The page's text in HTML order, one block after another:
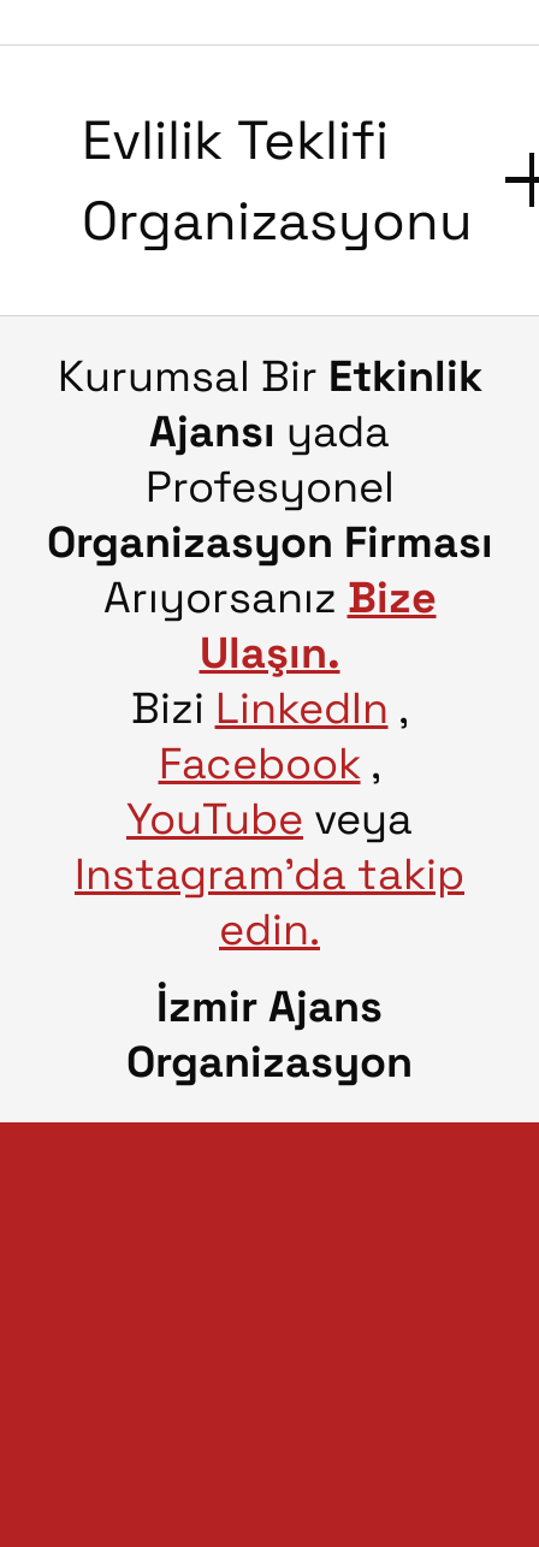
Evlilik Teklifi
Organizasyonu
Kurumsal Bir Etkinlik
Ajansı yada
Profesyonel
Organizasyon Firması
Arıyorsanız Bize
Ulaşın.
Bizi LinkedIn ,
Facebook,
YouTube veya
Instagram’da takip
edin.
İzmir Ajans
Organizasyon